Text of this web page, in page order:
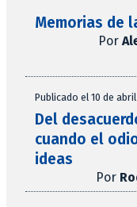
Memorias de
Por
Publicado el 10 de
Del
cuando el
ideas
Por